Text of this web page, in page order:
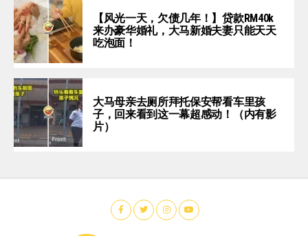
【风光一天，欠债几年！】贷款RM40k
来办豪华婚礼，大马新婚夫妻只能天天
吃泡面！
大马母亲去厕所拜托保安帮看车里孩
子，回来看到这一幕超感动！（内有影
片）